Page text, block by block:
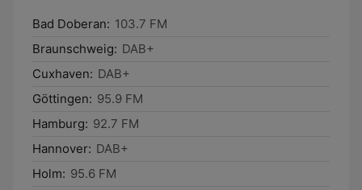
Bad Doberan: 103.7 FM
Braunschweig: DAB+
Cuxhaven: DAB+
Göttingen: 95.9 FM
Hamburg: 92.7 FM
Hannover: DAB+
Holm: 95.6 FM